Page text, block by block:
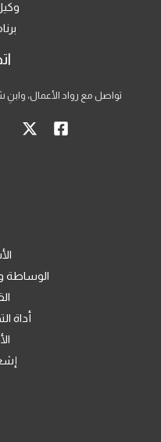
تواصل مع رواد الأعمال، وابنِ
الوساطة
أداة